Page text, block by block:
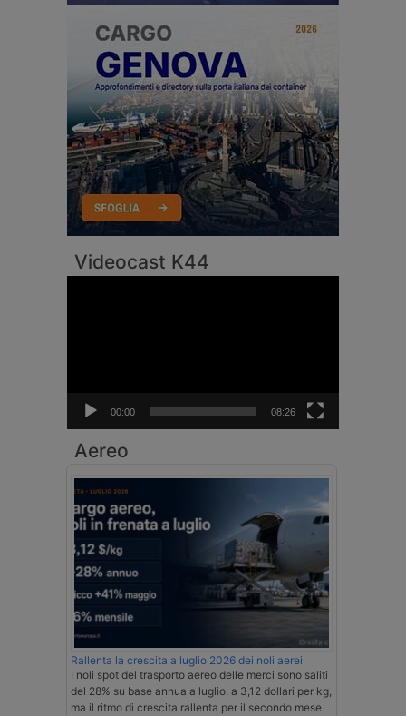
Videocast K44
00:00 08:26
Aereo
Rallenta la crescita a luglio 2026 dei noli aerei
I noli spot del trasporto aereo delle merci sono saliti
del 28% su base annua a luglio, a 3,12 dollari per kg,
ma il ritmo di crescita rallenta per il secondo mese